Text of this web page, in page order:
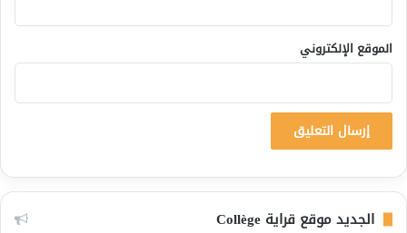
الموقع الإلكتروني
الجديد موقع قراية Collège